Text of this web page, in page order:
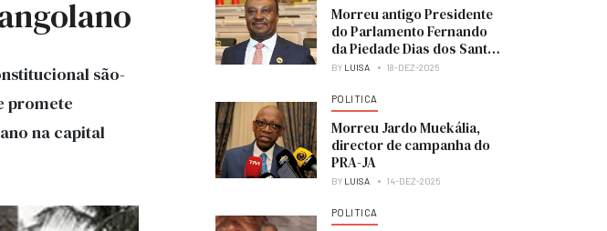
são-
promete
na capital
Morreu antigo Presidente
do Parlamento Fernando
da Piedade Dias dos Santos
“Nandó”
BY LUISA 18-DEZ-2025
POLITICA
Morreu Jardo Muekália,
director de campanha do
PRA-JA
BY LUISA 14-DEZ-2025
POLITICA